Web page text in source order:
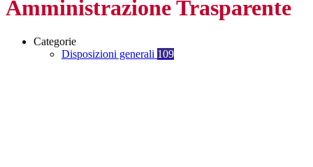
Amministrazione Trasparente
Categorie
Disposizioni generali 109